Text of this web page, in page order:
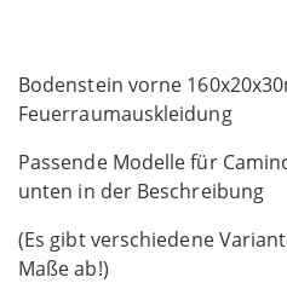
Bodenstein vorne
Feuerraumauskleidung
Passende Modelle für
unten in der Beschreibung
(Es gibt verschiedene
Maße ab!)
gallery
to
the
of
the
gallery